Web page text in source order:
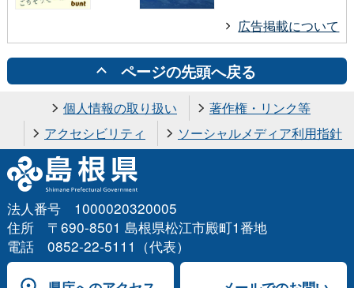
広告掲載について
ページの先頭へ戻る
個人情報の取り扱い
著作権・リンク等
アクセシビリティ
ソーシャルメディア利用指針
法人番号 1000020320005
住所 〒690-8501 島根県松江市殿町1番地
電話 0852-22-5111（代表）